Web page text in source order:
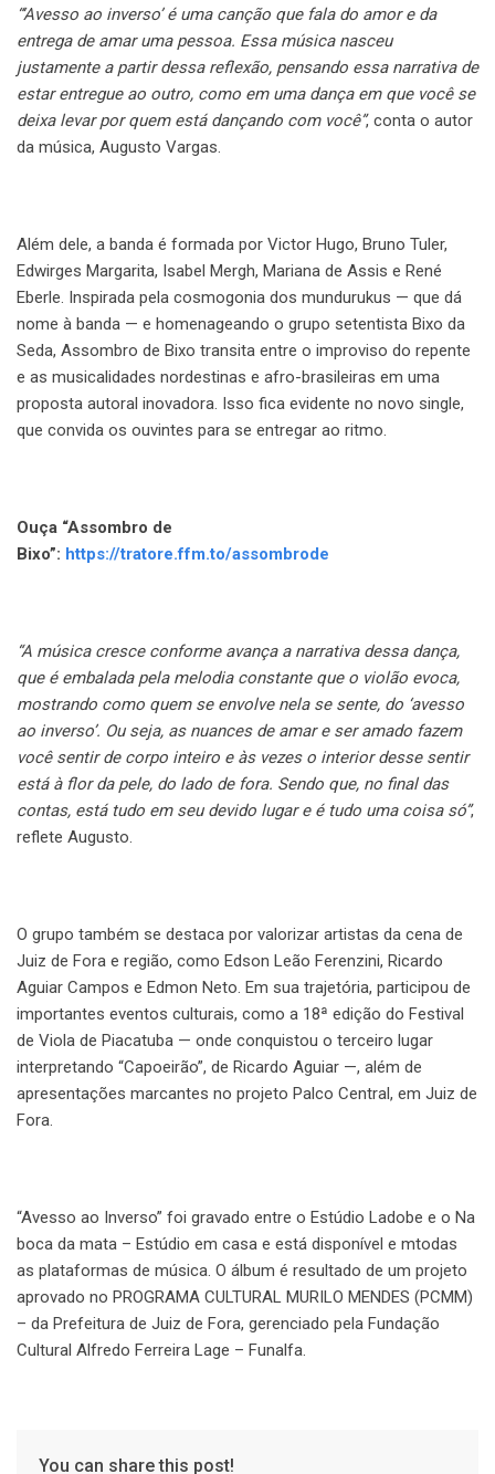
“‘Avesso ao inverso’ é uma canção que fala do amor e da
entrega de amar uma pessoa. Essa música nasceu
justamente a partir dessa reflexão, pensando essa narrativa de
estar entregue ao outro, como em uma dança em que você se
deixa levar por quem está dançando com você”, conta o autor
da música, Augusto Vargas.
Além dele, a banda é formada por Victor Hugo, Bruno Tuler,
Edwirges Margarita, Isabel Mergh, Mariana de Assis e René
Eberle. Inspirada pela cosmogonia dos mundurukus — que dá
nome à banda — e homenageando o grupo setentista Bixo da
Seda, Assombro de Bixo transita entre o improviso do repente
e as musicalidades nordestinas e afro-brasileiras em uma
proposta autoral inovadora. Isso fica evidente no novo single,
que convida os ouvintes para se entregar ao ritmo.
Ouça “Assombro de
Bixo”: https://tratore.ffm.to/assombrode
“A música cresce conforme avança a narrativa dessa dança,
que é embalada pela melodia constante que o violão evoca,
mostrando como quem se envolve nela se sente, do ‘avesso
ao inverso’. Ou seja, as nuances de amar e ser amado fazem
você sentir de corpo inteiro e às vezes o interior desse sentir
está à flor da pele, do lado de fora. Sendo que, no final das
contas, está tudo em seu devido lugar e é tudo uma coisa só”,
reflete Augusto.
O grupo também se destaca por valorizar artistas da cena de
Juiz de Fora e região, como Edson Leão Ferenzini, Ricardo
Aguiar Campos e Edmon Neto. Em sua trajetória, participou de
importantes eventos culturais, como a 18ª edição do Festival
de Viola de Piacatuba — onde conquistou o terceiro lugar
interpretando “Capoeirão”, de Ricardo Aguiar —, além de
apresentações marcantes no projeto Palco Central, em Juiz de
Fora.
“Avesso ao Inverso” foi gravado entre o Estúdio Ladobe e o Na
boca da mata – Estúdio em casa e está disponível e mtodas
as plataformas de música. O álbum é resultado de um projeto
aprovado no PROGRAMA CULTURAL MURILO MENDES (PCMM)
– da Prefeitura de Juiz de Fora, gerenciado pela Fundação
Cultural Alfredo Ferreira Lage – Funalfa.
You can share this post!